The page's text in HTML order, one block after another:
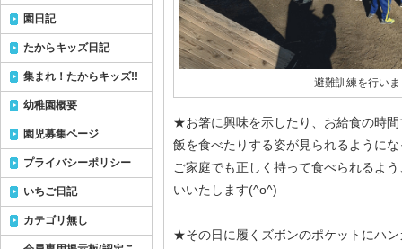
避難訓練を行い
★お箸に興味を示したり、お給食の時
飯を食べたりする姿が見られるように
ご家庭でも正しく持って食べられるよ
いいたします(^o^)
★その日に履くズボンのポケットにハ
園日記
たからキッズ日記
集まれ！たからキッズ!!
幼稚園概要
園児募集ページ
プライバシーポリシー
いちご日記
カテゴリ無し